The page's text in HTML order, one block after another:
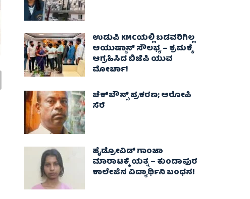
ಉಡುಪಿ KMCಯಲ್ಲಿ ಬಡವರಿಗಿಲ್ಲ
ಆಯುಷ್ಮಾನ್ ಸೌಲಭ್ಯ – ಕ್ರಮಕ್ಕೆ
ಆಗ್ರಹಿಸಿದ ಬಿಜೆಪಿ ಯುವ
ಮೋರ್ಚಾ!
ಚೆಕ್​ಬೌನ್ಸ್​ ಪ್ರಕರಣ; ಆರೋಪಿ
ಸೆರೆ
ಹೈಡ್ರೋವಿಡ್ ಗಾಂಜಾ
ಮಾರಾಟಕ್ಕೆ ಯತ್ನ – ಕುಂದಾಪುರ
ಕಾಲೇಜಿನ ವಿದ್ಯಾರ್ಥಿನಿ ಬಂಧನ!